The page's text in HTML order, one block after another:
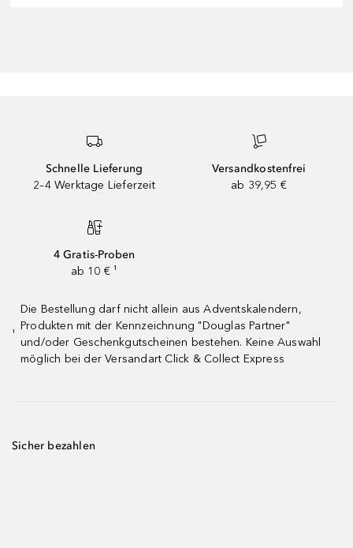
Schnelle Lieferung
2–4 Werktage Lieferzeit
Versandkostenfrei
ab 39,95 €
4 Gratis-Proben
ab 10 € ¹
¹
Die Bestellung darf nicht allein aus Adventskalendern,
Produkten mit der Kennzeichnung "Douglas Partner"
und/oder Geschenkgutscheinen bestehen. Keine Auswahl
möglich bei der Versandart Click & Collect Express
Sicher bezahlen